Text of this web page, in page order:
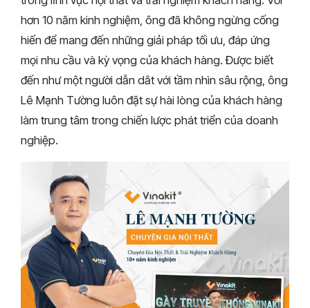
hơn 10 năm kinh nghiệm, ông đã không ngừng cống
hiến để mang đến những giải pháp tối ưu, đáp ứng
mọi nhu cầu và kỳ vọng của khách hàng. Được biết
đến như một người dẫn dắt với tầm nhìn sâu rộng, ông
Lê Mạnh Tường luôn đặt sự hài lòng của khách hàng
làm trung tâm trong chiến lược phát triển của doanh
nghiệp.